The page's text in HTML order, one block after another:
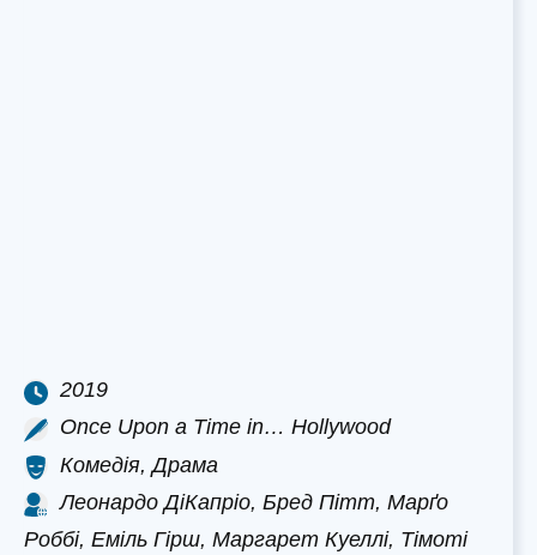
2019
Once Upon a Time in… Hollywood
Комедія, Драма
Леонардо ДіКапріо, Бред Пітт, Марґо
Роббі, Еміль Гірш, Маргарет Куеллі, Тімоті